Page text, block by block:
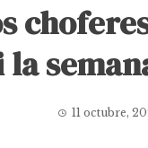
11 octubre,